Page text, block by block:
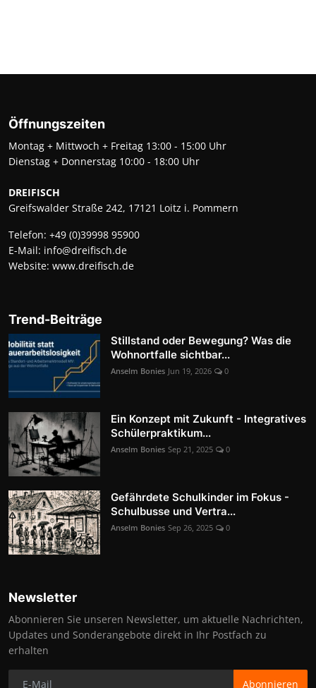
Öffnungszeiten
Montag + Mittwoch + Freitag 13:00 - 15:00 Uhr
Dienstag + Donnerstag 10:00 - 18:00 Uhr
DREIFISCH
Greifswalder Straße 242, 17121 Loitz i. Pommern
Telefon: +49 (0)39998 95900
E-Mail: info@dreifisch.de
Website: www.dreifisch.de
Trend-Beiträge
Stillstand oder Bewegung? Was die
Wohnortfalle sichtbar...
Anselm Bonies Jun 19, 2026 0
Ein Konzept mit Zukunft - Integratives
Schülerpraktikum...
Anselm Bonies Sep 21, 2025 0
Gefährdete Schulkinder im Fokus -
Schulbusse und Vertra...
Anselm Bonies Sep 26, 2025 0
Newsletter
Abonnieren Sie unseren Newsletter, um aktuelle Nachrichten,
Updates und Sonderangebote direkt in Ihr Postfach zu
erhalten
Abonnieren